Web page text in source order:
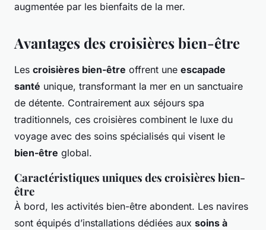
augmentée par les bienfaits de la mer.
Avantages des croisières bien-être
Les croisières bien-être offrent une escapade
santé unique, transformant la mer en un sanctuaire
de détente. Contrairement aux séjours spa
traditionnels, ces croisières combinent le luxe du
voyage avec des soins spécialisés qui visent le
bien-être global.
Caractéristiques uniques des croisières bien-
être
À bord, les activités bien-être abondent. Les navires
sont équipés d’installations dédiées aux soins à